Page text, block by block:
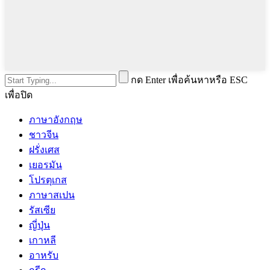
กด Enter เพื่อค้นหาหรือ ESC
เพื่อปิด
ภาษาอังกฤษ
ชาวจีน
ฝรั่งเศส
เยอรมัน
โปรตุเกส
ภาษาสเปน
รัสเซีย
ญี่ปุ่น
เกาหลี
อาหรับ